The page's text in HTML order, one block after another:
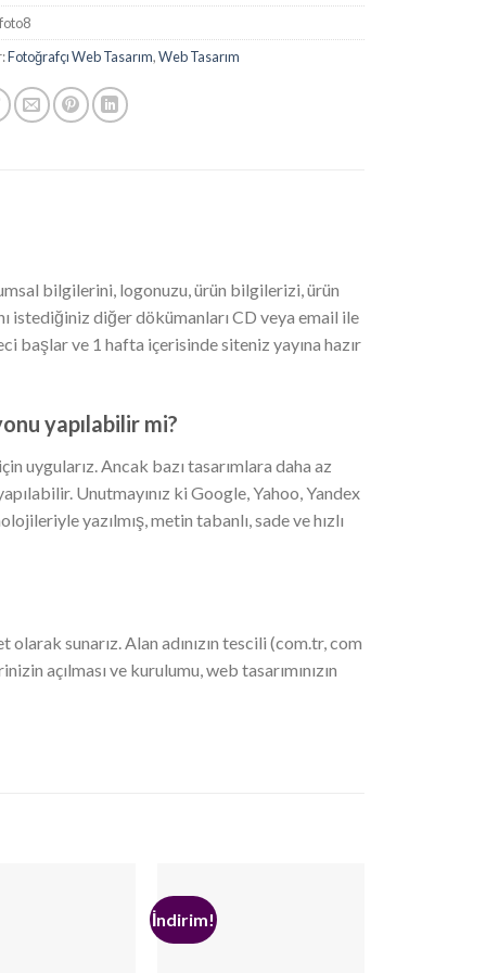
foto8
Fotoğrafçı Web Tasarım,Web Tasarım
bilgilerini, logonuzu, ürün bilgilerizi, ürün
istediğiniz diğer dökümanları CD veya email ile
başlar ve 1 hafta içerisinde siteniz yayına hazır
yapılabilir mi?
uygularız. Ancak bazı tasarımlara daha az
Unutmayınız ki Google, Yahoo, Yandex
yazılmış, metin tabanlı, sade ve hızlı
sunarız. Alan adınızın tescili (com.tr, com
açılması ve kurulumu, web tasarımınızın
İndirim!